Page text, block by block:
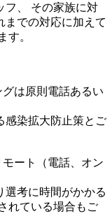
フ、 その家族に対
までの対応に加えて
す。
は原則電話あるい
染拡大防止策とご
ート（電話、オン
考に時間がかかる
れている場合もご